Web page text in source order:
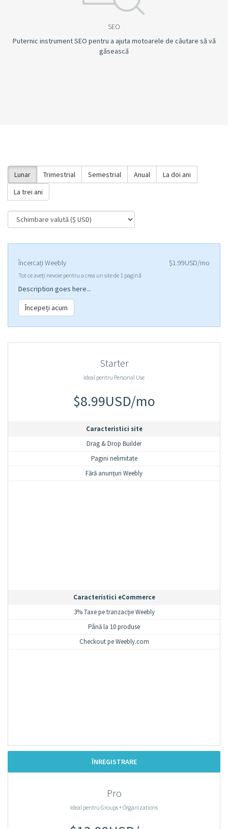
SEO
Puternic instrument SEO pentru a ajuta motoarele de căutare să vă
găsească
Lunar Trimestrial Semestrial Anual
La doi ani
La trei ani
$1.99USD/mo
Încercați Weebly
Tot ce aveți nevoie pentru a crea un site de 1 pagină
Description goes here...
Începeți acum
Starter
Ideal pentru Personal Use
$8.99USD/mo
Caracteristici site
Drag & Drop Builder
Pagini nelimitate
Fără anunțuri Weebly
Caracteristici eCommerce
3% Taxe pe tranzacție Weebly
Până la 10 produse
Checkout pe Weebly.com
ÎNREGISTRARE
Pro
Ideal pentru Groups + Organizations